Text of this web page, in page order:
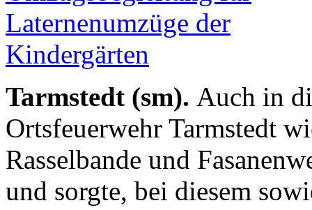
Tarmstedt (sm). Auch in
Ortsfeuerwehr Tarmstedt
Rasselbande und
und sorgte, bei diesem